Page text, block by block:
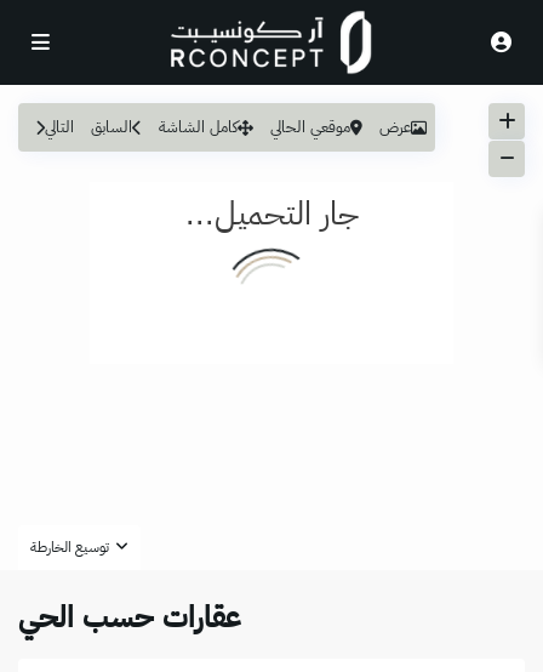
جار التحميل...
توسيع الخارطة
عرض موقعي الحالي كامل الشاشة السابق التالي
عقارات حسب الحي